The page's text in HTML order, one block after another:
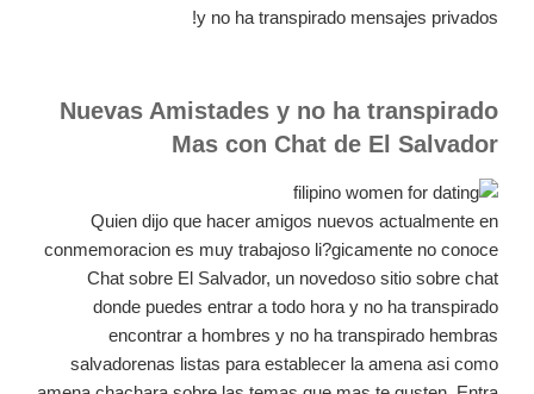
y no ha transpirado mensajes privados!
Nuevas Amistades y no ha transpirado
Mas con Chat de El Salvador
Quien dijo que hacer amigos nuevos actualmente en
conmemoracion es muy trabajoso li?gicamente no conoce
Chat sobre El Salvador, un novedoso sitio sobre chat
donde puedes entrar a todo hora y no ha transpirado
encontrar a hombres y no ha transpirado hembras
salvadorenas listas para establecer la amena asi como